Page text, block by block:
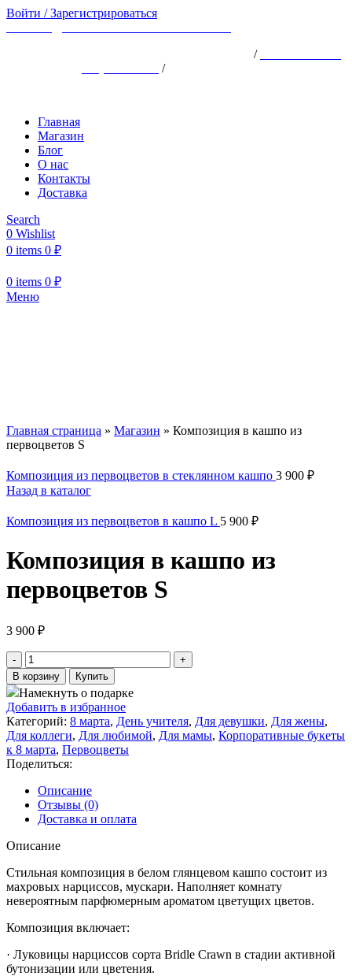
Войти / Зарегистрироваться
/
/
Главная
Магазин
Блог
О нас
Контакты
Доставка
Search
0 Wishlist
0 items 0 ₽
0 items 0 ₽
Меню
Главная страница » Магазин » Композиция в кашпо из
первоцветов S
Композиция из первоцветов в стеклянном кашпо 3 900 ₽
Назад в каталог
Композиция из первоцветов в кашпо L 5 900 ₽
Композиция в кашпо из
первоцветов S
3 900 ₽
Количество
товара
Композиция
в
кашпо
из
первоцветов
S
В корзину Купить
Намекнуть о подарке
Добавить в избранное
Категорий: 8 марта, День учителя, Для девушки, Для жены,
Для коллеги, Для любимой, Для мамы, Корпоративные букеты
к 8 марта, Первоцветы
Поделиться:
Описание
Отзывы (0)
Доставка и оплата
Описание
Стильная композиция в белом глянцевом кашпо состоит из
махровых нарциссов, мускари. Наполняет комнату
невероятным парфюмерным ароматом цветущих цветов.
Композиция включает:
· Луковицы нарциссов сорта Bridle Crawn в стадии активной
бутонизации или цветения.